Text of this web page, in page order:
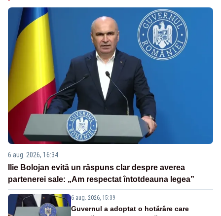
6 aug. 2026, 16:34
Ilie Bolojan evită un răspuns clar despre averea
partenerei sale: „Am respectat întotdeauna legea”
6 aug. 2026, 15:39
Guvernul a adoptat o hotărâre care